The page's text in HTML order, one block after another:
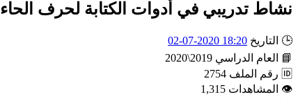
نشاط تدريبي في أدوات الكتابة لحرف الحاء
🕒 التاريخ 18:20 2020-07-02
📘
العام الدراسي 2019\2020
🆔 رقم الملف 2754
👁 المشاهدات 1,315